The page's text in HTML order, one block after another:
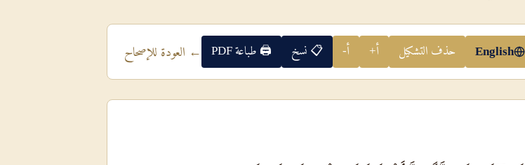
English حذف التشكيل أ+ أ- 📋 نسخ 🖨 طباعة PDF ← العودة للإصحاح